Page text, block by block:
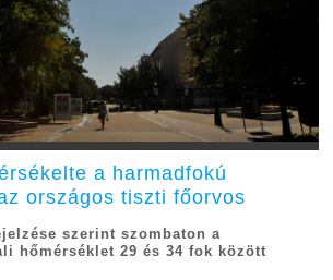
a harmadfokú
országos tiszti főorvos
szerint szombaton a
hőmérséklet 29 és 34 fok között